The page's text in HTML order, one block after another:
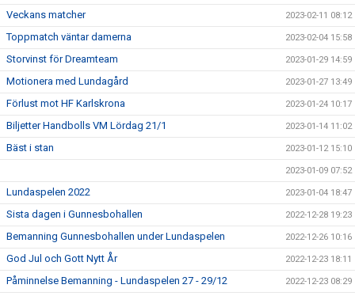
Veckans matcher 2023-02-11 08:12
Toppmatch väntar damerna 2023-02-04 15:58
Storvinst för Dreamteam 2023-01-29 14:59
Motionera med Lundagård 2023-01-27 13:49
Förlust mot HF Karlskrona 2023-01-24 10:17
Biljetter Handbolls VM Lördag 21/1 2023-01-14 11:02
Bäst i stan 2023-01-12 15:10
2023-01-09 07:52
Lundaspelen 2022 2023-01-04 18:47
Sista dagen i Gunnesbohallen 2022-12-28 19:23
Bemanning Gunnesbohallen under Lundaspelen 2022-12-26 10:16
God Jul och Gott Nytt År 2022-12-23 18:11
Påminnelse Bemanning - Lundaspelen 27 - 29/12 2022-12-23 08:29